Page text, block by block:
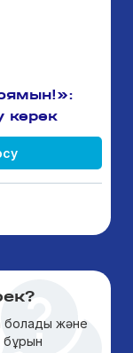
керек
болады және
бұрын